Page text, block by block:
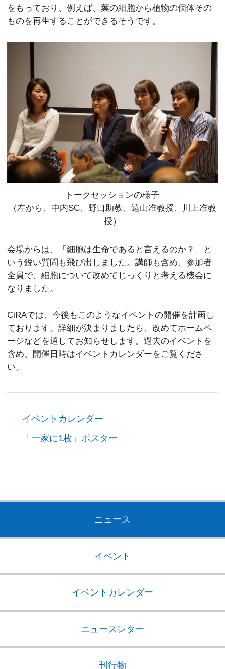
をもっており、例えば、葉の細胞から植物の個体その
ものを再生することができるそうです。
トークセッションの様子
（左から、中内SC、野口助教、遠山准教授、川上准教
授）
会場からは、「細胞は生命であると言えるのか？」と
いう鋭い質問も飛び出しました。講師も含め、参加者
全員で、細胞について改めてじっくりと考える機会に
なりました。
CiRAでは、今後もこのようなイベントの開催を計画し
ております。詳細が決まりましたら、改めてホームペ
ージなどを通してお知らせします。過去のイベントを
含め、開催日時はイベントカレンダーをご覧くださ
い。
イベントカレンダー
「一家に1枚」ポスター
ニュース
イベント
イベントカレンダー
ニュースレター
刊行物